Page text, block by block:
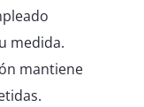
medida.
mantiene